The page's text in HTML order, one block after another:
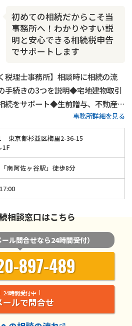
初めての相続だからこそ当
事務所へ！わかりやすい説
明と安心できる相続税申告
でサポートします
税理士事務所】相談時に相続の流
手続きの3つを説明◆宅地建物取引
続をサポート◆生前贈与、不動産活
前対策も得意◆土日祝日相談（要予
対応している忙しい方が相談しやす
事務所詳細を見る
東京都杉並区梅里2-36-15
1F
南阿佐ヶ谷駅」徒歩8分
相談窓口はこちら
ール問合せなら24時間受付）
897-489
24時間受付中
ールで問合せ